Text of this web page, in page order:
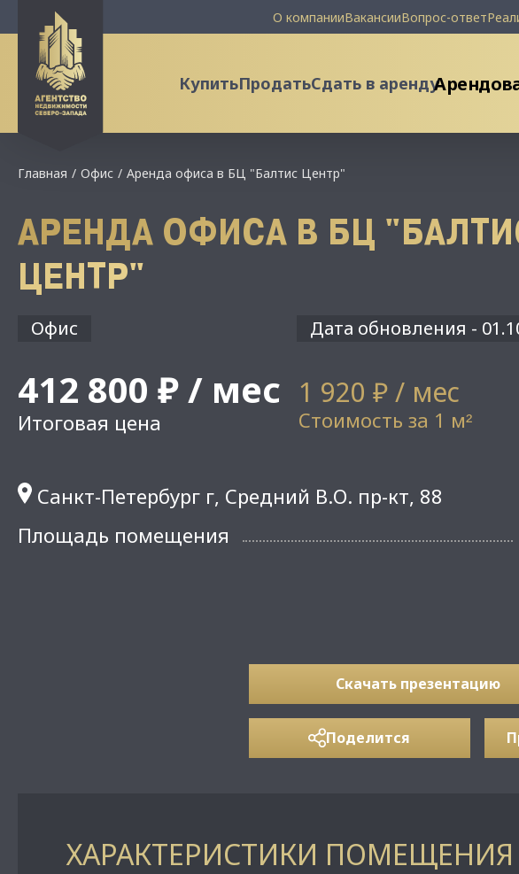
О компанииВакансииВопрос-ответ
КупитьПродатьСдать в аренду
Главная Офис Аренда офиса в БЦ "Балтис Центр"
АРЕНДА ОФИСА В БЦ
ЦЕНТР"
Офис Дата обновления -
412 800 ₽ / мес
Итоговая цена
1 920 ₽ / мес
Стоимость за 1 м²
Санкт-Петербург г, Средний В.О. пр-кт, 88
Площадь помещения
Скачать презентацию
Поделится
ХАРАКТЕРИСТИКИ ПОМЕЩЕНИЯ